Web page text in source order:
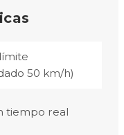
50 km/h)
tiempo real